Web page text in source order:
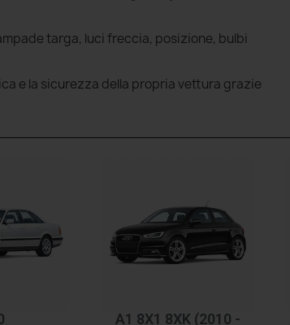
targa, luci freccia, posizione, bulbi
e la sicurezza della propria vettura grazie
A1 8X1 8XK (2010 -